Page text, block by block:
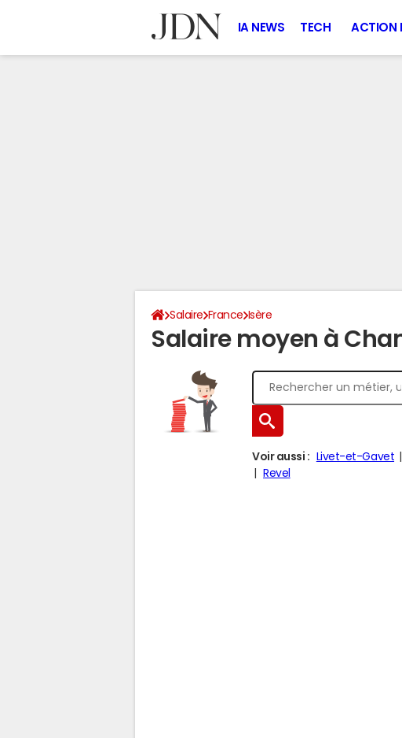
IA NEWS TECH ACTION
Salaire France Isère
Salaire moyen à
Voir aussi : Livet-et-Gavet
Revel